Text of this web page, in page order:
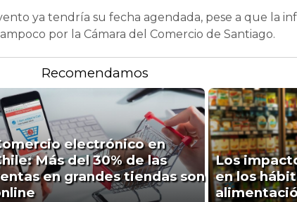
ya tendría su fecha agendada, pese a que la
por la Cámara del Comercio de Santiago.
Recomendamos
electrónico en
Más del 30% de las
en grandes tiendas son
Los
en los